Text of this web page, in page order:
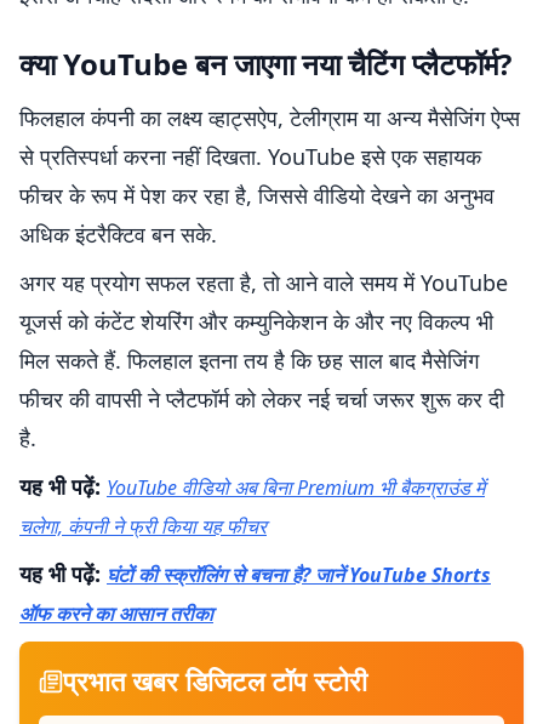
क्या YouTube बन जाएगा नया चैटिंग प्लैटफॉर्म?
फिलहाल कंपनी का लक्ष्य व्हाट्सऐप, टेलीग्राम या अन्य मैसेजिंग ऐप्स
से प्रतिस्पर्धा करना नहीं दिखता. YouTube इसे एक सहायक
फीचर के रूप में पेश कर रहा है, जिससे वीडियो देखने का अनुभव
अधिक इंटरैक्टिव बन सके.
अगर यह प्रयोग सफल रहता है, तो आने वाले समय में YouTube
यूजर्स को कंटेंट शेयरिंग और कम्युनिकेशन के और नए विकल्प भी
मिल सकते हैं. फिलहाल इतना तय है कि छह साल बाद मैसेजिंग
फीचर की वापसी ने प्लैटफॉर्म को लेकर नई चर्चा जरूर शुरू कर दी
है.
यह भी पढ़ें: YouTube वीडियो अब बिना Premium भी बैकग्राउंड में
चलेगा, कंपनी ने फ्री किया यह फीचर
यह भी पढ़ें: घंटों की स्क्रॉलिंग से बचना है? जानें YouTube Shorts
ऑफ करने का आसान तरीका
प्रभात खबर डिजिटल टॉप स्टोरी